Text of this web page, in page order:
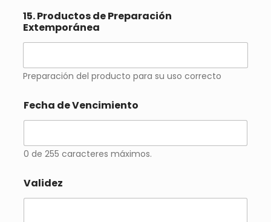
e
l
i
f
u
O
t
s
p
15. Productos de Preparación
Extemporánea
Preparación del producto para su uso correcto
Fecha de Vencimiento
0 de 255 caracteres máximos.
Validez